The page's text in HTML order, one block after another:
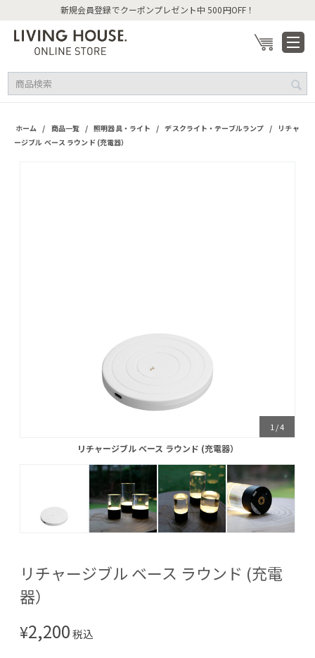
新規会員登録でクーポンプレゼント中 500円OFF！
ホーム / 商品一覧 / 照明器具・ライト / デスクライト・テーブルランプ /
リチャ
ージブル ベース ラウンド (充電器）
リチャージブル ベース ラウンド (充電器）
1 /4
リチャージブル ベース ラウンド (充電器）
リチャージブル ベース ラウンド (充電
器）
¥2,200税込